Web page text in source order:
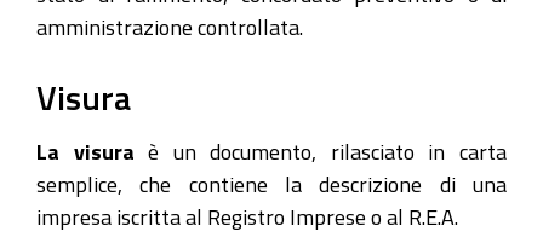
amministrazione controllata.
Visura
La visura è un documento, rilasciato in carta
semplice, che contiene la descrizione di una
impresa iscritta al Registro Imprese o al R.E.A.